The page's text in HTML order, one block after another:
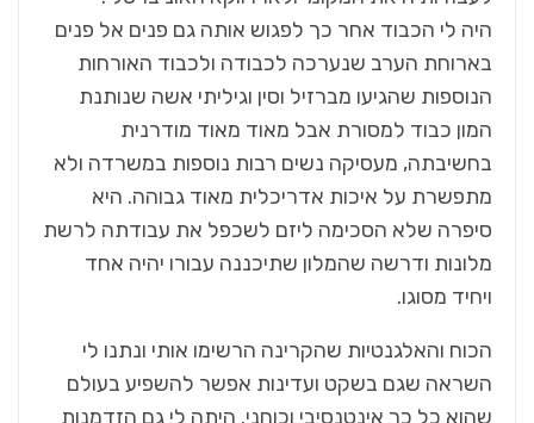
היה לי הכבוד אחר כך לפגוש אותה גם פנים אל פנים
בארוחת הערב שנערכה לכבודה ולכבוד האורחות
הנוספות שהגיעו מברזיל וסין וגיליתי אשה שנותנת
המון כבוד למסורת אבל מאוד מאוד מודרנית
בחשיבתה, מעסיקה נשים רבות נוספות במשרדה ולא
מתפשרת על איכות אדריכלית מאוד גבוהה. היא
סיפרה שלא הסכימה ליזם לשכפל את עבודתה לרשת
מלונות ודרשה שהמלון שתיכננה עבורו יהיה אחד
ויחיד מסוגו.
הכוח והאלגנטיות שהקרינה הרשימו אותי ונתנו לי
השראה שגם בשקט ועדינות אפשר להשפיע בעולם
שהוא כל כך אינטנסיבי וכוחני. היתה לי גם הזדמנות